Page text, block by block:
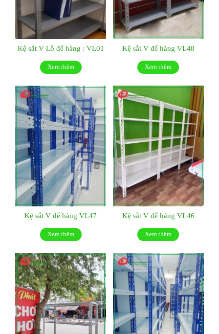
Kệ sắt V Lỗ để hàng : VL01
Xem thêm
Kệ sắt V để hàng VL48
Xem thêm
Kệ sắt V để hàng VL47
Xem thêm
Kệ sắt V để hàng VL46
Xem thêm